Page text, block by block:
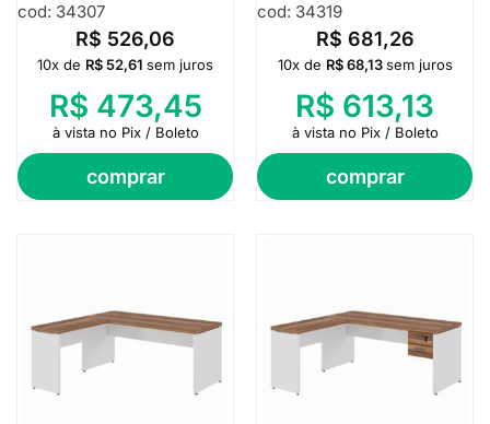
cod: 34307
R$ 526,06
comprar
10x de R$52,61 sem juros
R$ 473,45
à vista no Pix / Boleto
cod: 34319
R$ 681,26
comprar
10x de R$68,13 sem juros
R$ 613,13
à vista no Pix / Boleto